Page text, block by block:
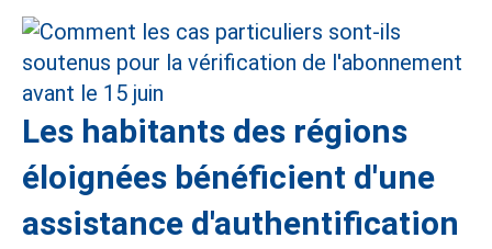
Les habitants des régions
éloignées bénéficient d'une
assistance d'authentification